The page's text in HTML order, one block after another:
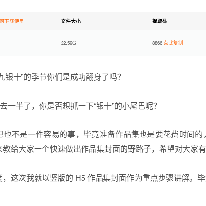
下载使用 文件大小 提取码
22.59G 8866 点此复制
银十”的季节你们是成功翻身了吗？
一半了，你是否想抓一下“银十”的小尾巴呢？
也不是一件容易的事，毕竟准备作品集也是要花费时间
给大家一个快速做出作品集封面的野路子，希望对大家有
，这次我就以竖版的 H5作品集封面作为重点步骤讲解。